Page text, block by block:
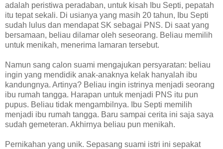
adalah peristiwa peradaban, untuk kisah Ibu Septi, pepatah
itu tepat sekali. Di usianya yang masih 20 tahun, Ibu Septi
sudah lulus dan mendapat SK sebagai PNS. Di saat yang
bersamaan, beliau dilamar oleh seseorang. Beliau memilih
untuk menikah, menerima lamaran tersebut.
Namun sang calon suami mengajukan persyaratan: beliau
ingin yang mendidik anak-anaknya kelak hanyalah ibu
kandungnya. Artinya? Beliau ingin istrinya menjadi seorang
ibu rumah tangga. Harapan untuk menjadi PNS itu pun
pupus. Beliau tidak mengambilnya. Ibu Septi memilih
menjadi ibu rumah tangga. Baru sampai cerita ini saja saya
sudah gemeteran. Akhirnya beliau pun menikah.
Pernikahan yang unik. Sepasang suami istri ini sepakat